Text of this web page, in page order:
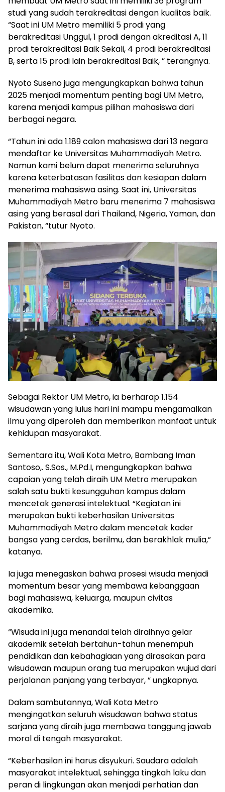
studi yang sudah terakreditasi dengan kualitas baik.
“Saat ini UM Metro memiliki 5 prodi yang
berakreditasi Unggul, 1 prodi dengan akreditasi A, 11
prodi terakreditasi Baik Sekali, 4 prodi berakreditasi
B, serta 15 prodi lain berakreditasi Baik, ” terangnya.
Nyoto Suseno juga mengungkapkan bahwa tahun
2025 menjadi momentum penting bagi UM Metro,
karena menjadi kampus pilihan mahasiswa dari
berbagai negara.
“Tahun ini ada 1.189 calon mahasiswa dari 13 negara
mendaftar ke Universitas Muhammadiyah Metro.
Namun kami belum dapat menerima seluruhnya
karena keterbatasan fasilitas dan kesiapan dalam
menerima mahasiswa asing. Saat ini, Universitas
Muhammadiyah Metro baru menerima 7 mahasiswa
asing yang berasal dari Thailand, Nigeria, Yaman, dan
Pakistan, “tutur Nyoto.
Sebagai Rektor UM Metro, ia berharap 1.154
wisudawan yang lulus hari ini mampu mengamalkan
ilmu yang diperoleh dan memberikan manfaat untuk
kehidupan masyarakat.
Sementara itu, Wali Kota Metro, Bambang Iman
Santoso,. S.Sos., M.Pd.I, mengungkapkan bahwa
capaian yang telah diraih UM Metro merupakan
salah satu bukti kesungguhan kampus dalam
mencetak generasi intelektual. “Kegiatan ini
merupakan bukti keberhasilan Universitas
Muhammadiyah Metro dalam mencetak kader
bangsa yang cerdas, berilmu, dan berakhlak mulia,”
katanya.
Ia juga menegaskan bahwa prosesi wisuda menjadi
momentum besar yang membawa kebanggaan
bagi mahasiswa, keluarga, maupun civitas
akademika.
“Wisuda ini juga menandai telah diraihnya gelar
akademik setelah bertahun-tahun menempuh
pendidikan dan kebahagiaan yang dirasakan para
wisudawan maupun orang tua merupakan wujud dari
perjalanan panjang yang terbayar, ” ungkapnya.
Dalam sambutannya, Wali Kota Metro
mengingatkan seluruh wisudawan bahwa status
sarjana yang diraih juga membawa tanggung jawab
moral di tengah masyarakat.
“Keberhasilan ini harus disyukuri. Saudara adalah
masyarakat intelektual, sehingga tingkah laku dan
peran di lingkungan akan menjadi perhatian dan